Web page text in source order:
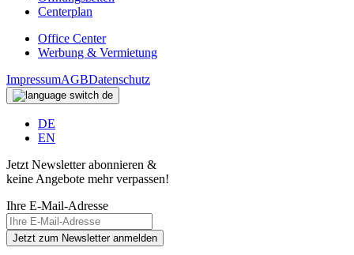
Centerplan
Office Center
Werbung & Vermietung
ImpressumAGBDatenschutz
de
DE
EN
Jetzt Newsletter abonnieren &
keine Angebote mehr verpassen!
Ihre E-Mail-Adresse
Jetzt zum Newsletter anmelden